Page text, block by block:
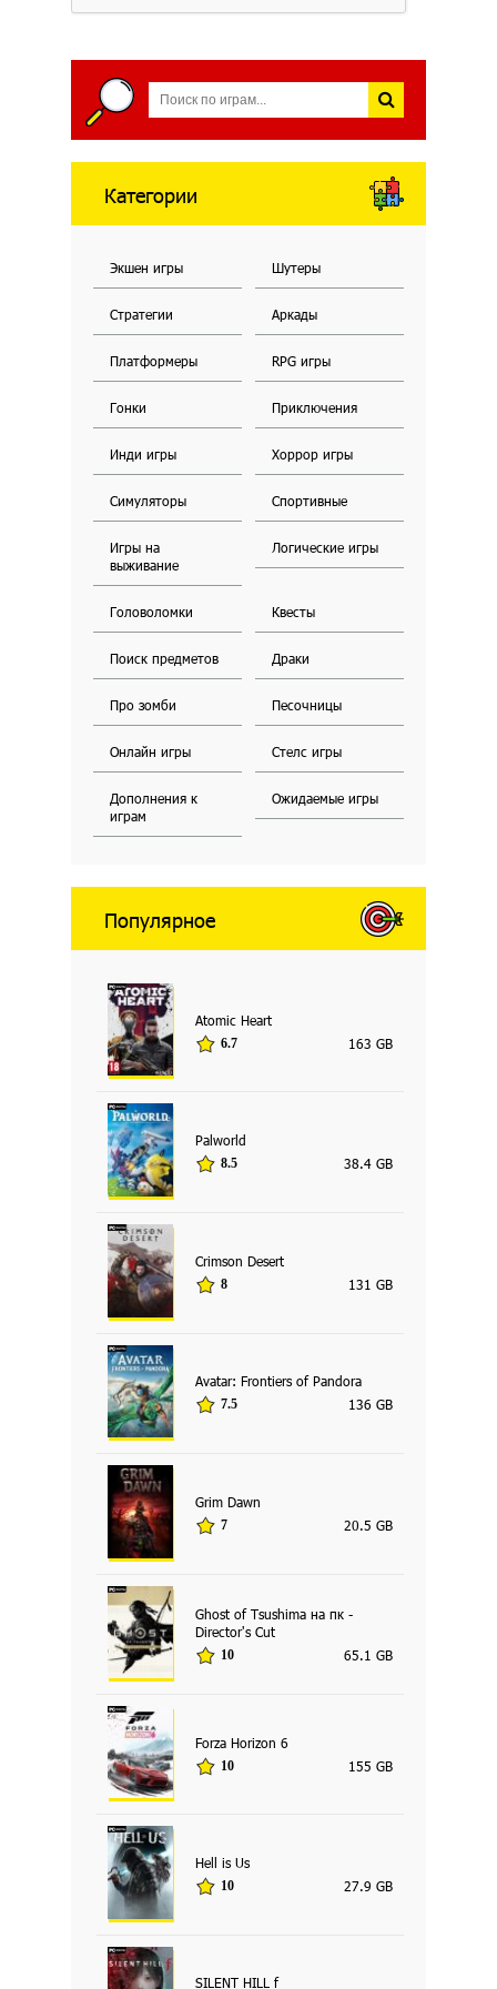
Категории
Экшен игры Шутеры
Стратегии Аркады
Платформеры RPG игры
Гонки Приключения
Инди игры Хоррор игры
Симуляторы Спортивные
Игры на
выживание
Логические игры
Головоломки Квесты
Поиск предметов Драки
Про зомби Песочницы
Онлайн игры Стелс игры
Дополнения к
играм
Ожидаемые игры
Популярное
Atomic Heart
6.7 163 GB
Palworld
8.5 38.4 GB
Crimson Desert
8 131 GB
Avatar: Frontiers of Pandora
7.5 136 GB
Grim Dawn
7 20.5 GB
Ghost of Tsushima на пк -
Director's Cut
10 65.1 GB
Forza Horizon 6
10 155 GB
Hell is Us
10 27.9 GB
SILENT HILL f